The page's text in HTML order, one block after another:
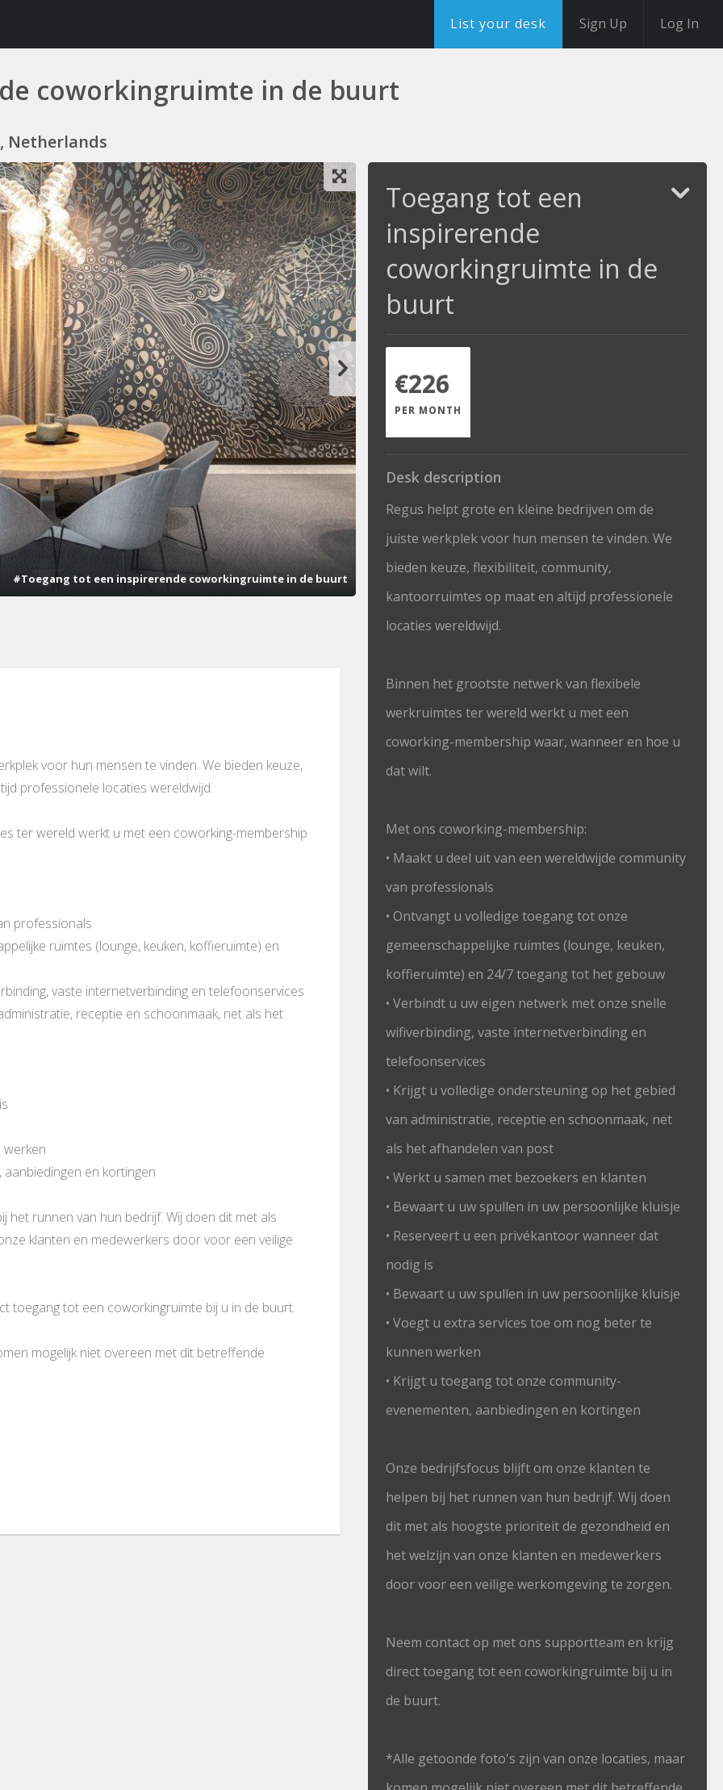
List your desk Sign Up Log In
coworkingruimte in de buurt
Netherlands
#Toegang tot een inspirerende coworkingruimte in de buurt
voor hun mensen te vinden. We bieden keuze,
professionele locaties wereldwijd.
ter wereld werkt u met een coworking-membership
professionals
ruimtes (lounge, keuken, koffieruimte) en
vaste internetverbinding en telefoonservices
receptie en schoonmaak, net als het
werken
en kortingen
runnen van hun bedrijf. Wij doen dit met als
klanten en medewerkers door voor een veilige
toegang tot een coworkingruimte bij u in de buurt.
mogelijk niet overeen met dit betreffende
Toegang tot een
inspirerende
coworkingruimte in de
buurt
€226
PER MONTH
Desk description
Regus helpt grote en kleine bedrijven om de
juiste werkplek voor hun mensen te vinden. We
bieden keuze, flexibiliteit, community,
kantoorruimtes op maat en altijd professionele
locaties wereldwijd.
Binnen het grootste netwerk van flexibele
werkruimtes ter wereld werkt u met een
coworking-membership waar, wanneer en hoe u
dat wilt.
Met ons coworking-membership:
• Maakt u deel uit van een wereldwijde community
van professionals
• Ontvangt u volledige toegang tot onze
gemeenschappelijke ruimtes (lounge, keuken,
koffieruimte) en 24/7 toegang tot het gebouw
• Verbindt u uw eigen netwerk met onze snelle
wifiverbinding, vaste internetverbinding en
telefoonservices
• Krijgt u volledige ondersteuning op het gebied
van administratie, receptie en schoonmaak, net
als het afhandelen van post
• Werkt u samen met bezoekers en klanten
• Bewaart u uw spullen in uw persoonlijke kluisje
• Reserveert u een privékantoor wanneer dat
nodig is
• Bewaart u uw spullen in uw persoonlijke kluisje
• Voegt u extra services toe om nog beter te
kunnen werken
• Krijgt u toegang tot onze community-
evenementen, aanbiedingen en kortingen
Onze bedrijfsfocus blijft om onze klanten te
helpen bij het runnen van hun bedrijf. Wij doen
dit met als hoogste prioriteit de gezondheid en
het welzijn van onze klanten en medewerkers
door voor een veilige werkomgeving te zorgen.
Neem contact op met ons supportteam en krijg
direct toegang tot een coworkingruimte bij u in
de buurt.
*Alle getoonde foto's zijn van onze locaties, maar